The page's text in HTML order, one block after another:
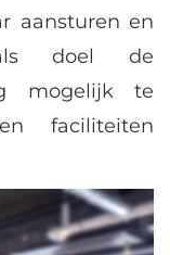
aansturen en
doel de
mogelijk te
faciliteiten